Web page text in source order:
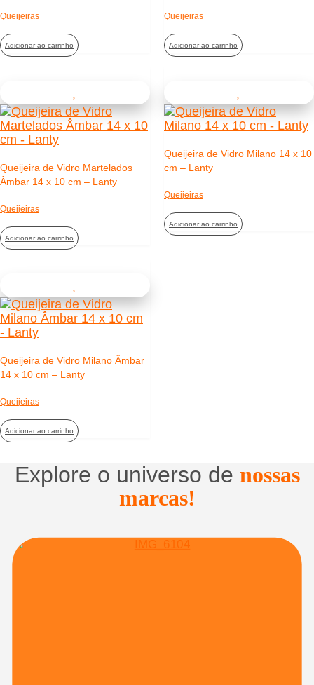
Queijeiras
Adicionar ao carrinho
Queijeiras
Adicionar ao carrinho
Queijeira de Vidro Martelados
Âmbar 14 x 10 cm – Lanty
Queijeiras
Adicionar ao carrinho
Queijeira de Vidro Milano 14 x 10
cm – Lanty
Queijeiras
Adicionar ao carrinho
Queijeira de Vidro Milano Âmbar
14 x 10 cm – Lanty
Queijeiras
Adicionar ao carrinho
Explore o universo de nossas
marcas!